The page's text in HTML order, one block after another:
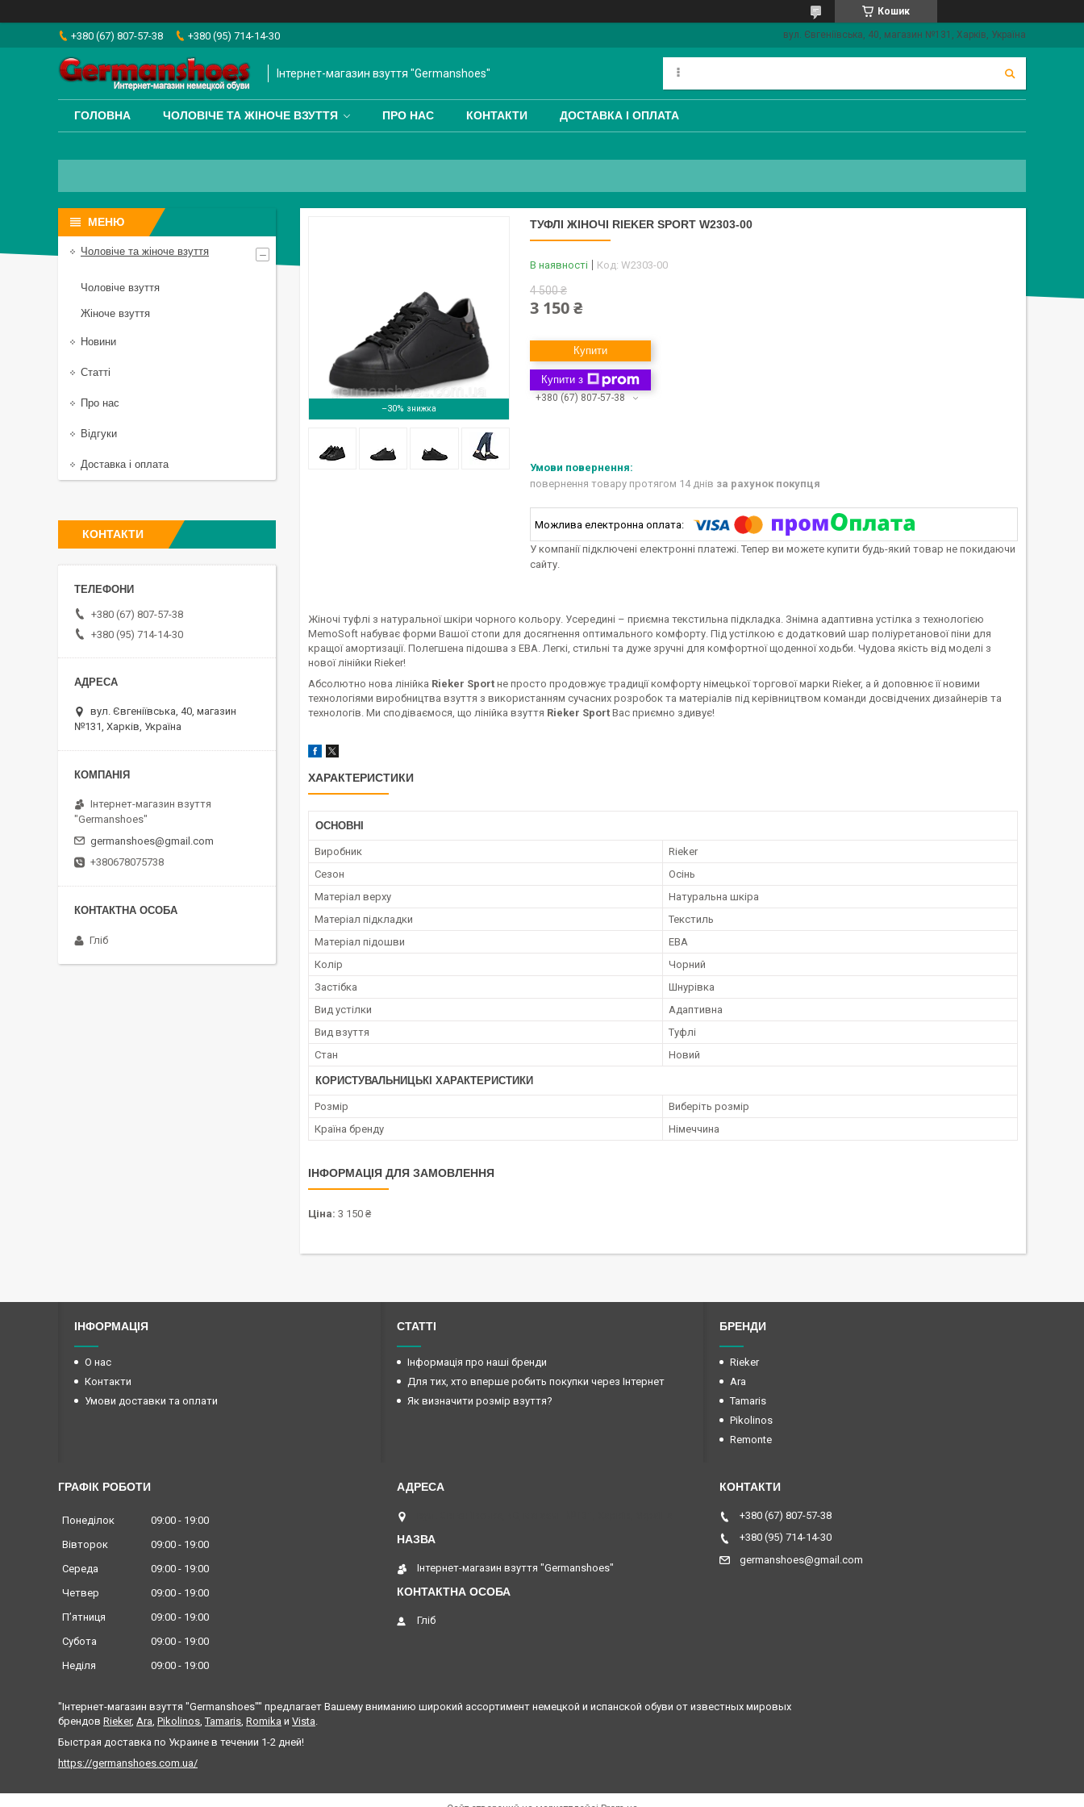
Кошик
+380 (67) 807-57-38 +380 (95) 714-14-30 вул. Євгеніївська, 40, магазин №131, Харків, Україна
Інтернет-магазин взуття "Germanshoes"
ГОЛОВНА ЧОЛОВІЧЕ ТА ЖІНОЧЕ ВЗУТТЯ ПРО НАС КОНТАКТИ ДОСТАВКА І ОПЛАТА
–30%
ТУФЛІ ЖІНОЧІ RIEKER SPORT W2303-00
В наявності Код: W2303-00
4 500 ₴
3 150 ₴
Купити
Купити з
+380 (67) 807-57-38
повернення товару протягом 14 днів за рахунок покупця
У компанії підключені електронні платежі. Тепер ви можете купити будь-який товар не покидаючи
сайту.
Жіночі туфлі з натуральної шкіри чорного кольору. Усередині – приємна текстильна підкладка. Знімна адаптивна устілка з технологією
MemoSoft набуває форми Вашої стопи для досягнення оптимального комфорту. Під устілкою є додатковий шар поліуретанової піни для
кращої амортизації. Полегшена підошва з ЕВА. Легкі, стильні та дуже зручні для комфортної щоденної ходьби. Чудова якість від моделі з
нової лінійки Rieker!
Абсолютно нова лінійка Rieker Sport не просто продовжує традиції комфорту німецької торгової марки Rieker, а й доповнює її новими
технологіями виробництва взуття з використанням сучасних розробок та матеріалів під керівництвом команди досвідчених дизайнерів та
технологів. Ми сподіваємося, що лінійка взуття Rieker Sport Вас приємно здивує!
ХАРАКТЕРИСТИКИ
ОСНОВНІ
Виробник
Rieker
Сезон
Осінь
Матеріал верху
Натуральна шкіра
Матеріал підкладки
Текстиль
Матеріал підошви
ЕВА
Колір
Чорний
Застібка
Шнурівка
Вид устілки
Адаптивна
Вид взуття
Туфлі
Стан
Новий
КОРИСТУВАЛЬНИЦЬКІ ХАРАКТЕРИСТИКИ
Розмір
Виберіть розмір
Країна бренду
Німеччина
ІНФОРМАЦІЯ ДЛЯ ЗАМОВЛЕННЯ
Ціна: 3 150 ₴
Чоловіче та жіноче взуття
Чоловіче взуття
Жіноче взуття
Новини
Статті
Про нас
Відгуки
Доставка і оплата
КОНТАКТИ
+380 (67) 807-57-38
+380 (95) 714-14-30
вул. Євгеніївська, 40, магазин
№131, Харків, Україна
Інтернет-магазин взуття
"Germanshoes"
germanshoes@gmail.com
+380678075738
Гліб
ІНФОРМАЦІЯ
О нас
Контакти
Умови доставки та оплати
СТАТТІ
Інформація про наші бренди
Для тих, хто вперше робить покупки через Інтернет
Як визначити розмір взуття?
БРЕНДИ
Rieker
Ara
Tamaris
Pikolinos
Remonte
ГРАФІК РОБОТИ
Понеділок 09:00
19:00
Вівторок
09:00
19:00
Середа
09:00
19:00
Четвер
09:00
19:00
Пʼятниця
09:00
19:00
Субота
09:00
19:00
Неділя
09:00 19:00
Інтернет-магазин взуття "Germanshoes"
Гліб
+380 (67) 807-57-38
+380 (95) 714-14-30
germanshoes@gmail.com
"Інтернет-магазин взуття "Germanshoes"" предлагает Вашему вниманию широкий ассортимент немецкой и испанской обуви от известных мировых
брендов Rieker, Ara, Pikolinos,Tamaris, Romika и Vista.
Быстрая доставка по Украине в течении 1-2 дней!
https://germanshoes.com.ua/